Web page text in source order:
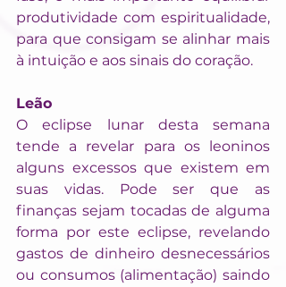
produtividade com espiritualidade,
para que consigam se alinhar mais
à intuição e aos sinais do coração.
Leão
O eclipse lunar desta semana
tende a revelar para os leoninos
alguns excessos que existem em
suas vidas. Pode ser que as
finanças sejam tocadas de alguma
forma por este eclipse, revelando
gastos de dinheiro desnecessários
ou consumos (alimentação) saindo